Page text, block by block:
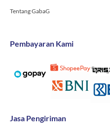
Tentang GabaG
Pembayaran Kami
Jasa Pengiriman